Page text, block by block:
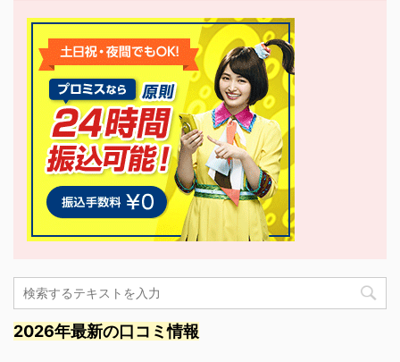
2026年最新の口コミ情報